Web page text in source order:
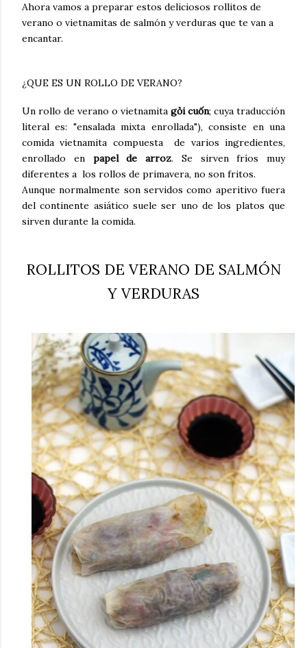
Ahora vamos a preparar estos deliciosos rollitos de
verano o vietnamitas de salmón y verduras que te van a
encantar.
¿QUE ES UN ROLLO DE VERANO?
Un rollo de verano o vietnamita gỏi cuốn; cuya traducción
literal es: "ensalada mixta enrollada"), consiste en una
comida vietnamita compuesta de varios ingredientes,
enrollado en papel de arroz. Se sirven fríos muy
diferentes a los rollos de primavera, no son fritos.
Aunque normalmente son servidos como aperitivo fuera
del continente asiático suele ser uno de los platos que
sirven durante la comida.
ROLLITOS DE VERANO DE SALMÓN
Y VERDURAS